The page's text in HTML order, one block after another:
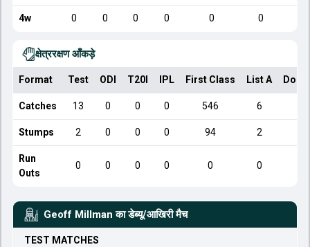
4w 0 0 0 0 0 0
क्षेत्ररक्षण आँकड़े
Format Test ODI T20I IPL First Class List A
Catches 13 0 0 0 546 6
Stumps 2 0 0 0 94 2
Run
Outs
0 0 0 0 0 0
Geoff Millman का डेब्यू/आखिरी मैच
TEST MATCHES